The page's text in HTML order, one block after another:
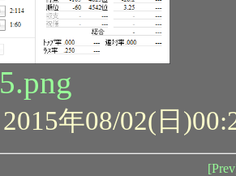
2015年08/02(日